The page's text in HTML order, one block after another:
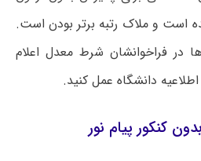
است و ملاک رتبه برتر بودن است.
در فراخوانشان شرط معدل اعلام
دانشگاه عمل کنید.
کنکور پیام نور